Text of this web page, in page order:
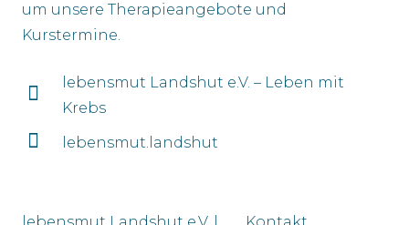
um unsere Therapieangebote und
Kurstermine.
lebensmut Landshut e.V. – Leben mit
Krebs
lebensmut.landshut
lebensmut Landshut e.V. | Kontakt